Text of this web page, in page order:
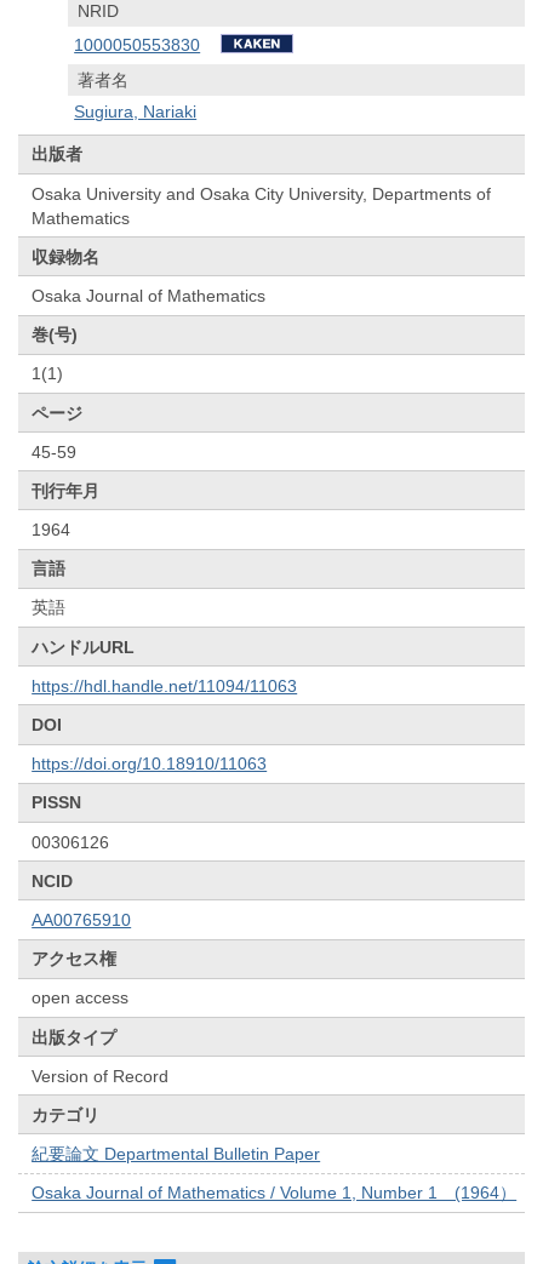
NRID
1000050553830
著者名
Sugiura, Nariaki
出版者
Osaka University and Osaka City University, Departments of
Mathematics
収録物名
Osaka Journal of Mathematics
巻(号)
1(1)
ページ
45-59
刊行年月
1964
言語
英語
ハンドルURL
https://hdl.handle.net/11094/11063
DOI
https://doi.org/10.18910/11063
PISSN
00306126
NCID
AA00765910
アクセス権
open access
出版タイプ
Version of Record
カテゴリ
紀要論文 Departmental Bulletin Paper
Osaka Journal of Mathematics / Volume 1, Number 1 (1964）